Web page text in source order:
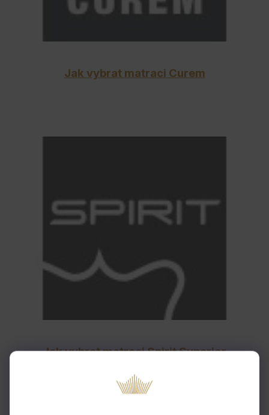
Jak vybrat matraci Curem
Jak vybrat matraci Spirit Superior